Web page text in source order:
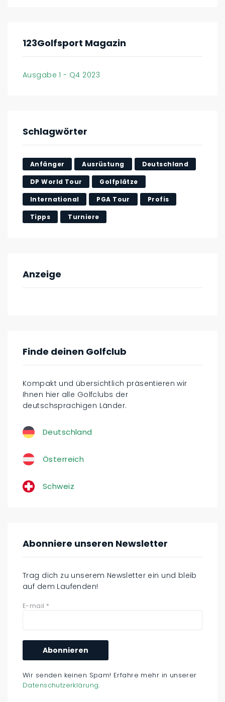
123Golfsport Magazin
Ausgabe 1 - Q4 2023
Schlagwörter
Anfänger Ausrüstung Deutschland
DP World Tour Golfplätze
International PGA Tour Profis
Tipps Turniere
Anzeige
Finde deinen Golfclub
Kompakt und übersichtlich präsentieren wir
Ihnen hier alle Golfclubs der
deutschsprachigen Länder.
Deutschland
Österreich
Schweiz
Abonniere unseren Newsletter
Trag dich zu unserem Newsletter ein und bleib
auf dem Laufenden!
E-mail *
Wir senden keinen Spam! Erfahre mehr in unserer
Datenschutzerklärung.